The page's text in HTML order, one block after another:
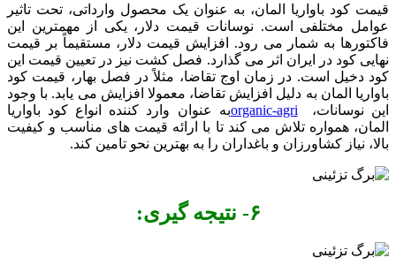
قیمت کود باواریا المان، به عنوان یک محصول وارداتی، تحت تاثیر
عوامل مختلفی است. نوسانات قیمت دلار، یکی از مهمترین این
فاکتورها به شمار می ‌رود. افزایش قیمت دلار، مستقیماً بر قیمت
نهایی کود در ایران اثر می ‌گذارد. فصل کشت نیز در تعیین قیمت این
کود دخیل است. در زمان اوج تقاضا، مثلاً در فصل بهار، قیمت کود
باواریا المان به دلیل افزایش تقاضا، معمولا افزایش می ‌یابد. با وجود
این نوسانات، organic-agriبه عنوان وارد کننده انواع کود باواریا
المان، همواره تلاش می ‌کند تا با ارائه قیمت ‌های مناسب و کیفیت
بالا، نیاز کشاورزان و باغداران را به بهترین نحو تامین کند.
۶- نتیجه گیری: